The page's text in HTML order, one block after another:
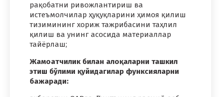
рақобатни ривожлантириш ва
истеъмолчилар ҳуқуқларини ҳимоя қилиш
тизимининг хориж тажрибасини таҳлил
қилиш ва унинг асосида материаллар
тайёрлаш;
Жамоатчилик билан алоқаларни ташкил
этиш бўлими қуйидагилар функсияларни
бажаради: